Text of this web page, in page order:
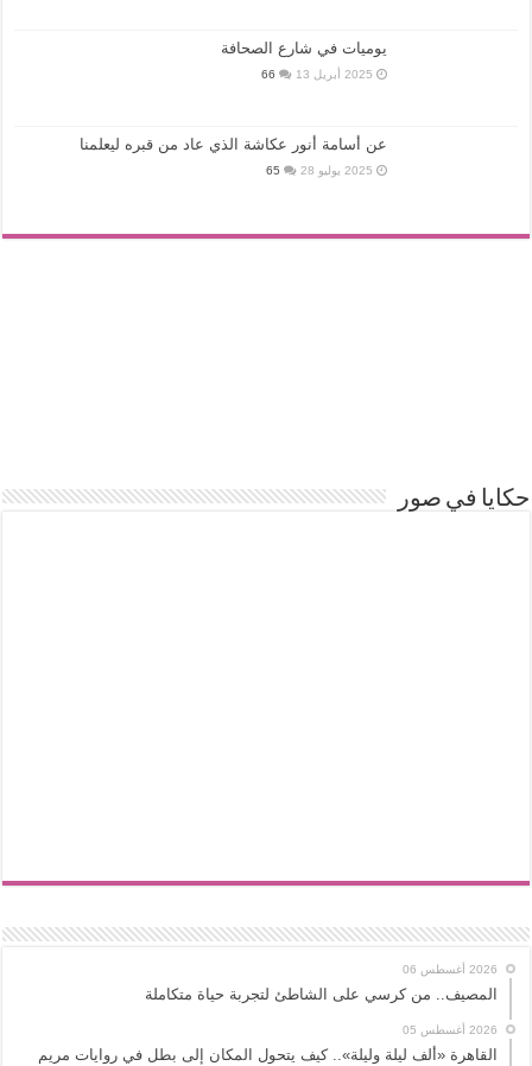
يوميات في شارع الصحافة
2025 أبريل 13 66
عن أسامة أنور عكاشة الذي عاد من قبره ليعلمنا
2025 يوليو 28 65
حكايا في صور
2026 أغسطس 06
المصيف.. من كرسي على الشاطئ لتجربة حياة متكاملة
2026 أغسطس 05
القاهرة «ألف ليلة وليلة».. كيف يتحول المكان إلى بطل في روايات مريم